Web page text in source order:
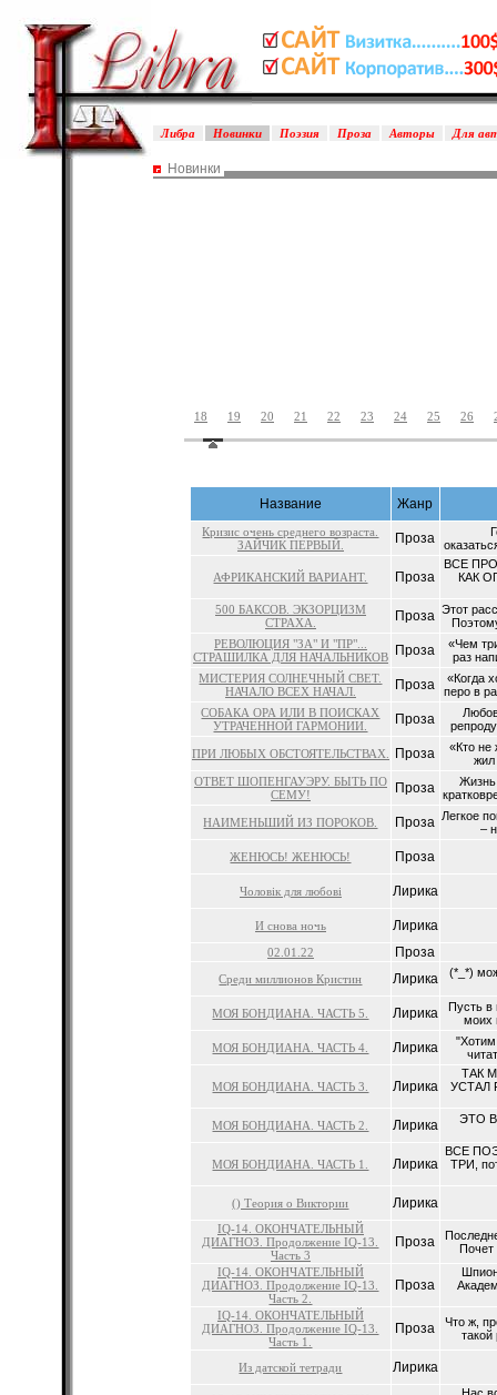
Либра Новинки Поэзия Проза Авторы Для
Новинки
18 19 20 21 22 23 24 25 26
Название Жанр
Кризис очень среднего возраста.
ЗАЙЧИК ПЕРВЫЙ.
Проза
АФРИКАНСКИЙ ВАРИАНТ. Проза
ВСЕ
КАК
500 БАКСОВ. ЭКЗОРЦИЗМ
СТРАХА.
Проза Этот
РЕВОЛЮЦИЯ "ЗА" И "ПР"...
СТРАШИЛКА ДЛЯ НАЧАЛЬНИКОВ
Проза
«Чем
раз
МИСТЕРИЯ СОЛНЕЧНЫЙ СВЕТ.
НАЧАЛО ВСЕХ НАЧАЛ.
Проза
«Когда
перо в
СОБАКА ОРА ИЛИ В ПОИСКАХ
УТРАЧЕННОЙ ГАРМОНИИ.
Проза
ПРИ ЛЮБЫХ ОБСТОЯТЕЛЬСТВАХ. Проза
«Кто не
ОТВЕТ ШОПЕНГАУЭРУ. БЫТЬ ПО
СЕМУ!
Проза
Жизнь
НАИМЕНЬШИЙ ИЗ ПОРОКОВ. Проза Легкое
–
ЖЕНЮСЬ! ЖЕНЮСЬ! Проза
Чоловік для любові Лирика
И снова ночь Лирика
02.01.22 Проза
Среди миллионов Кристин Лирика (*_*)
МОЯ БОНДИАНА. ЧАСТЬ 5. Лирика
Пусть в
моих
МОЯ БОНДИАНА. ЧАСТЬ 4. Лирика
МОЯ БОНДИАНА. ЧАСТЬ 3. Лирика
ТАК
УСТАЛ
МОЯ БОНДИАНА. ЧАСТЬ 2. Лирика ЭТО
МОЯ БОНДИАНА. ЧАСТЬ 1. Лирика
ВСЕ
ТРИ,
() Теория о Виктории Лирика
IQ-14. ОКОНЧАТЕЛЬНЫЙ
ДИАГНОЗ. Продолжение IQ-13.
Часть 3
Проза
IQ-14. ОКОНЧАТЕЛЬНЫЙ
ДИАГНОЗ. Продолжение IQ-13.
Часть 2.
Проза
IQ-14. ОКОНЧАТЕЛЬНЫЙ
ДИАГНОЗ. Продолжение IQ-13.
Часть 1.
Проза
Что ж,
такой
Из датской тетради Лирика